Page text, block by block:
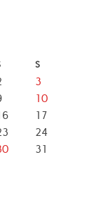
S
3
10
17
24
31